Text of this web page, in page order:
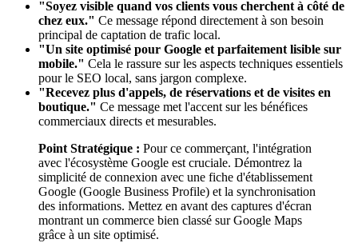
"Soyez visible quand vos clients vous cherchent à côté de
chez eux." Ce message répond directement à son besoin
principal de captation de trafic local.
"Un site optimisé pour Google et parfaitement lisible sur
mobile." Cela le rassure sur les aspects techniques essentiels
pour le SEO local, sans jargon complexe.
"Recevez plus d'appels, de réservations et de visites en
boutique." Ce message met l'accent sur les bénéfices
commerciaux directs et mesurables.
Point Stratégique : Pour ce commerçant, l'intégration
avec l'écosystème Google est cruciale. Démontrez la
simplicité de connexion avec une fiche d'établissement
Google (Google Business Profile) et la synchronisation
des informations. Mettez en avant des captures d'écran
montrant un commerce bien classé sur Google Maps
grâce à un site optimisé.